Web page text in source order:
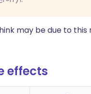
may be due to this
effects